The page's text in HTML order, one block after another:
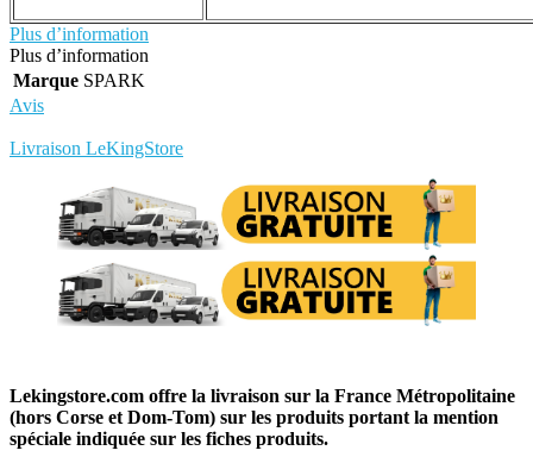
Plus d’information
Plus d’information
Marque SPARK
Avis
Livraison LeKingStore
Lekingstore.com offre la livraison sur la France Métropolitaine
(hors Corse et Dom-Tom) sur les produits portant la mention
spéciale indiquée sur les fiches produits.